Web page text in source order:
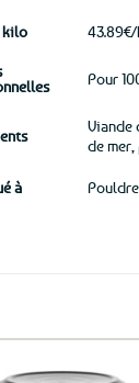
kilo
Pour
Viande
de
à